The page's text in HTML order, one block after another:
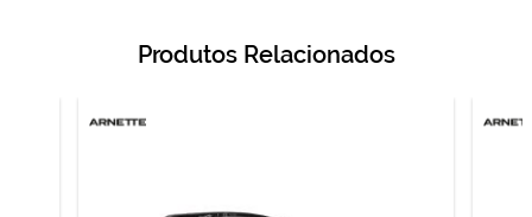
Produtos Relacionados